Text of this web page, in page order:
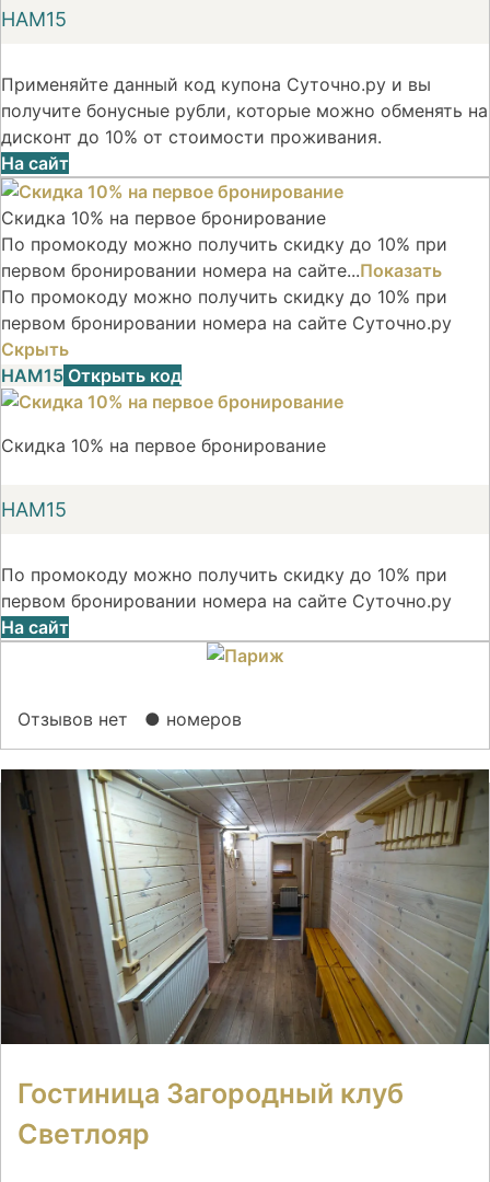
НАМ15
Применяйте данный код купона Суточно.ру и вы
получите бонусные рубли, которые можно обменять на
дисконт до 10% от стоимости проживания.
На сайт
Скидка 10% на первое бронирование
По промокоду можно получить скидку до 10% при
первом бронировании номера на сайте...Показать
По промокоду можно получить скидку до 10% при
первом бронировании номера на сайте Суточно.ру
Скрыть
НАМ15 Открыть код
Скидка 10% на первое бронирование
НАМ15
По промокоду можно получить скидку до 10% при
первом бронировании номера на сайте Суточно.ру
На сайт
Отзывов нет ● номеров
Гостиница Загородный клуб
Светлояр